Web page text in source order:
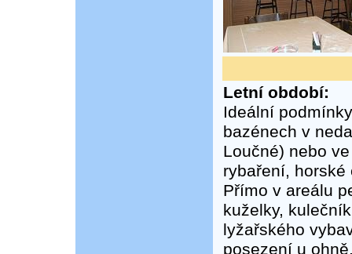
Letní období:
Ideální
bazénech v
Loučné) nebo
rybaření, horské
Přímo v areálu
kuželky,
lyžařského
posezení u